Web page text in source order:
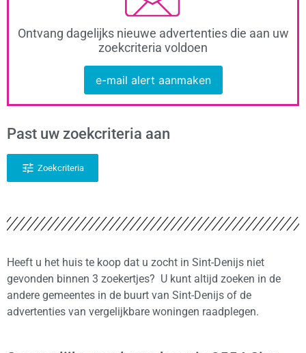
Ontvang dagelijks nieuwe advertenties die aan uw
zoekcriteria voldoen
e-mail alert aanmaken
Past uw zoekcriteria aan
Zoekcriteria
Heeft u het huis te koop dat u zocht in Sint-Denijs niet
gevonden binnen 3 zoekertjes? U kunt altijd zoeken in de
andere gemeentes in de buurt van Sint-Denijs of de
advertenties van vergelijkbare woningen raadplegen.